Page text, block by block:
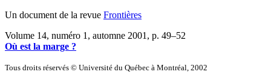
Un document de la revue Frontières
Volume 14, numéro 1, automne 2001 , p. 49–52
Où est la marge ?
Tous droits réservés © Université du Québec à Montréal, 2002